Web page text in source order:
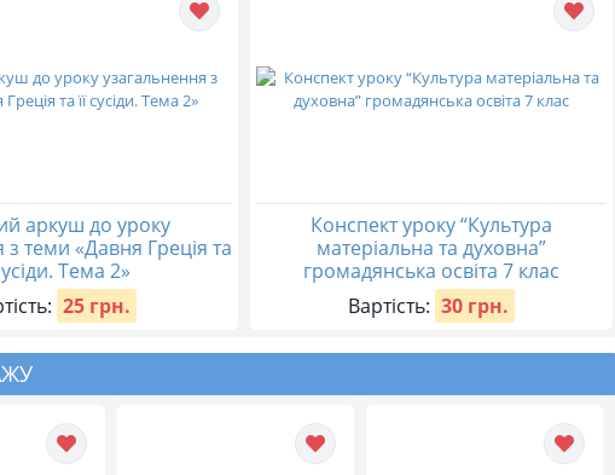
аркуш до уроку
з теми «Давня Греція та
Тема 2»
25 грн.
Конспект уроку “Культура
матеріальна та духовна”
громадянська освіта 7 клас
Вартість: 30 грн.